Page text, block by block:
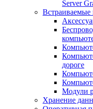
Server
дороге
Модули
Хранение